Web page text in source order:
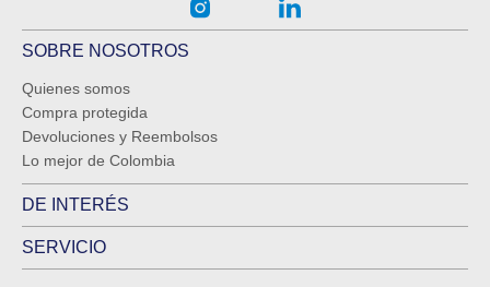
SOBRE NOSOTROS
Quienes somos
Compra protegida
Devoluciones y Reembolsos
Lo mejor de Colombia
DE INTERÉS
SERVICIO